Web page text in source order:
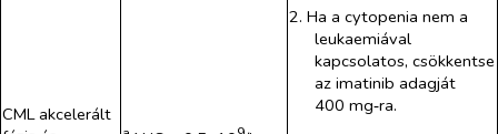
CML akcelerált
2. Ha a cytopenia nem a
leukaemiával
kapcsolatos, csökkentse
az imatinib adagját
400 mg‑ra.